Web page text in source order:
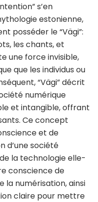
s’en
estonienne,
posséder le “Vägi”:
les chants, et
une force invisible,
que les individus ou
“Vägi” décrit
numérique
et intangible, offrant
Ce concept
et de
d’une société
la technologie elle-
conscience de
la numérisation, ainsi
claire pour mettre